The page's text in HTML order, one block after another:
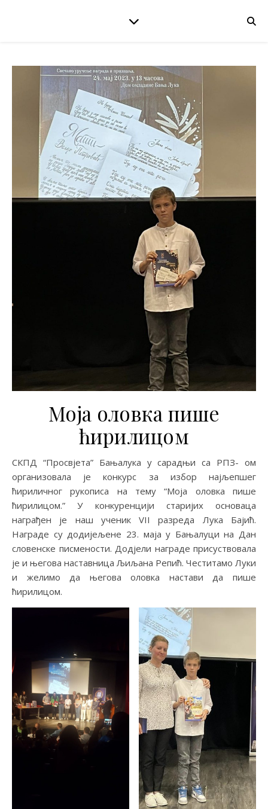
Моја оловка пише
ћирилицом
СКПД “Просвјета” Бањалука у сарадњи са РПЗ- ом
организовала је конкурс за избор најљепшег
ћириличног рукописа на тему “Моја оловка пише
ћирилицом.” У конкуренцији старијих основаца
награђен је наш ученик VII разреда Лука Бајић.
Награде су додијељене 23. маја у Бањалуци на Дан
словенске писмености. Додјели награде присуствовала
је и његова наставница Љиљана Репић. Честитамо Луки
и желимо да његова оловка настави да пише
ћирилицом.